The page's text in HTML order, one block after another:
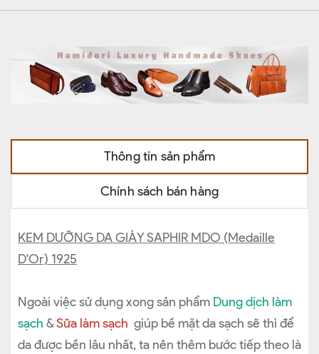
Thông tin sản phẩm
Chính sách bán hàng
KEM DƯỠNG DA GIÀY SAPHIR MDO (Medaille
D'Or) 1925
Ngoài việc sử dụng xong sản phẩm Dung dịch làm
sạch &Sữa làm sạch giúp bề mặt da sạch sẽ thì để
da được bền lâu nhất, ta nên thêm bước tiếp theo là